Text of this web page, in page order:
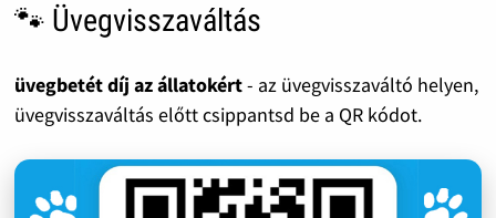
🐾 Üvegvisszaváltás
üvegbetét díj az állatokért- az üvegvisszaváltó helyen,
üvegvisszaváltás előtt csippantsd be a QR kódot.